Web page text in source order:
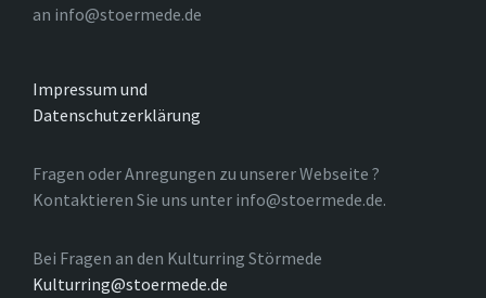
an info@stoermede.de
Impressum und
Datenschutzerklärung
Fragen oder Anregungen zu unserer Webseite ?
Kontaktieren Sie uns unter info@stoermede.de.
Bei Fragen an den Kulturring Störmede
Kulturring@stoermede.de